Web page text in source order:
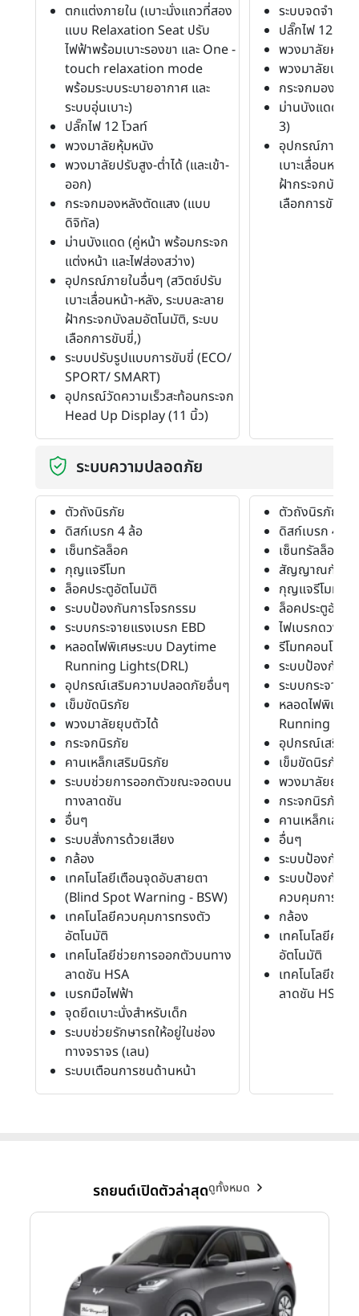
ตกแต่งภายใน (เบาะนั่งแถวที่สอง
แบบ Relaxation Seat ปรับ
ไฟฟ้าพร้อมเบาะรองขา และ One -
touch relaxation mode
พร้อมระบบระบายอากาศ และ
ระบบอุ่นเบาะ)
ปลั๊กไฟ 12 โวลท์
พวงมาลัยหุ้มหนัง
พวงมาลัยปรับสูง-ต่ำได้ (และเข้า-
ออก)
กระจกมองหลังตัดแสง (แบบ
ดิจิทัล)
ม่านบังแดด (คู่หน้า พร้อมกระจก
แต่งหน้า และไฟส่องสว่าง)
อุปกรณ์ภายในอื่นๆ (สวิตช์ปรับ
เบาะเลื่อนหน้า-หลัง, ระบบละลาย
ฝ้ากระจกบังลมอัตโนมัติ, ระบบ
เลือกการขับขี่,)
ระบบปรับรูปแบบการขับขี่ (ECO/
SPORT/ SMART)
อุปกรณ์วัดความเร็วสะท้อนกระจก
Head Up Display (11 นิ้ว)
ระบบจดจำปรั
ปลั๊กไฟ 12 โวล
พวงมาลัยหุ้มห
พวงมาลัยปรับ
กระจกมองหลั
ม่านบังแดด (ป
3)
อุปกรณ์ภายใน
เบาะเลื่อนหน้า
ฝ้ากระจกบังล
เลือกการขับขี่,)
ระบบความปลอดภัย
ตัวถังนิรภัย
ดิสก์เบรก 4 ล้อ
เซ็นทรัลล็อค
กุญแจรีโมท
ล็อคประตูอัตโนมัติ
ระบบป้องกันการโจรกรรม
ระบบกระจายแรงเบรก EBD
หลอดไฟพิเศษระบบ Daytime
Running Lights(DRL)
อุปกรณ์เสริมความปลอดภัยอื่นๆ
เข็มขัดนิรภัย
พวงมาลัยยุบตัวได้
กระจกนิรภัย
คานเหล็กเสริมนิรภัย
ระบบช่วยการออกตัวขณะจอดบน
ทางลาดชัน
อื่นๆ
ระบบสั่งการด้วยเสียง
กล้อง
เทคโนโลยีเตือนจุดอับสายตา
(Blind Spot Warning - BSW)
เทคโนโลยีควบคุมการทรงตัว
อัตโนมัติ
เทคโนโลยีช่วยการออกตัวบนทาง
ลาดชัน HSA
เบรกมือไฟฟ้า
จุดยึดเบาะนั่งสำหรับเด็ก
ระบบช่วยรักษารถให้อยู่ในช่อง
ทางจราจร (เลน)
ระบบเตือนการชนด้านหน้า
ตัวถังนิรภัย
ดิสก์เบรก 4 ล้อ
เซ็นทรัลล็อค
สัญญาณกันขโ
กุญแจรีโมท
ล็อคประตูอัตโ
ไฟเบรกดวงที่ 3
รีโมทคอนโทรล
ระบบป้องกันก
ระบบกระจายแ
หลอดไฟพิเศษ
Running
อุปกรณ์เสริม
เข็มขัดนิรภัย
พวงมาลัยยุบตั
กระจกนิรภัย
คานเหล็กเสริ
อื่นๆ
ระบบป้องกันล้
ระบบป้องกันล้
ควบคุมการลื่น
กล้อง
เทคโนโลยีคว
อัตโนมัติ
เทคโนโลยีช่ว
ลาดชัน HSA
รถยนต์เปิดตัวล่าสุดดูทั้งหมด